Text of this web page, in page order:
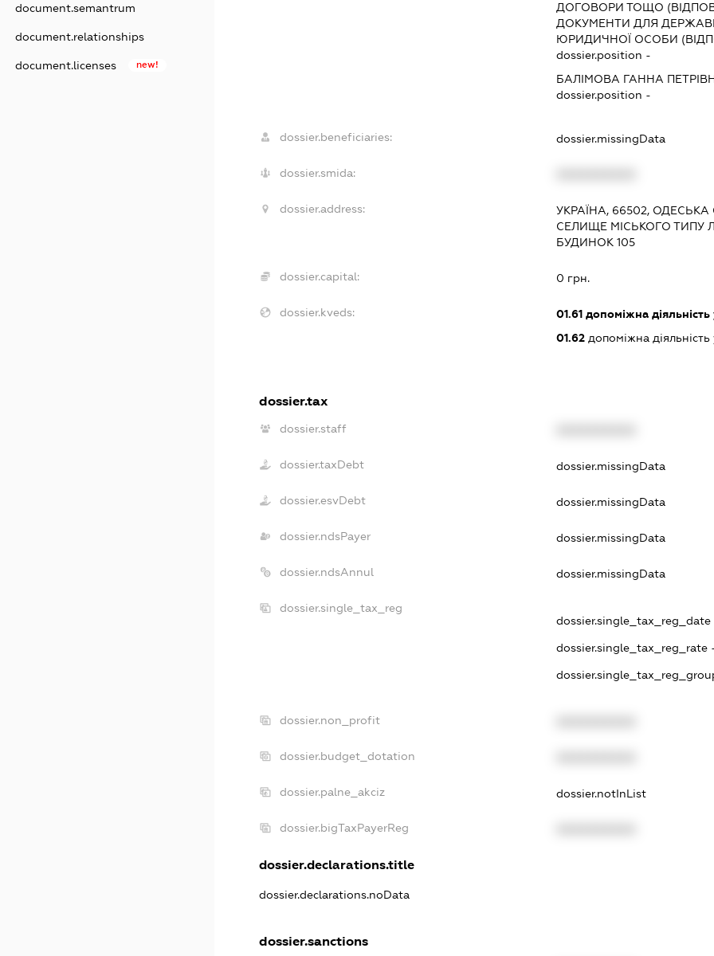
document.semantrum
document.relationships
document.licenses new!
ДОГОВОРИ ТОЩО
ДОКУМЕНТИ ДЛЯ
ЮРИДИЧНОЇ ОСОБИ
dossier.position -
БАЛІМОВА ГАННА
dossier.position -
dossier.beneficiaries: dossier.missingData
dossier.smida:
dossier.address:
УКРАЇНА, 66502,
СЕЛИЩЕ МІСЬКОГО ТИПУ
БУДИНОК 105
dossier.capital: 0 грн.
dossier.kveds: 01.61допоміжна діяльність
01.62допоміжна діяльність
dossier.tax
dossier.staff
dossier.taxDebt dossier.missingData
dossier.esvDebt dossier.missingData
dossier.ndsPayer dossier.missingData
dossier.ndsAnnul dossier.missingData
dossier.single_tax_reg
dossier.single_tax_reg_date
dossier.single_tax_reg_rate
dossier.non_profit
dossier.budget_dotation
dossier.palne_akciz dossier.notInList
dossier.bigTaxPayerReg
dossier.declarations.title
dossier.declarations.noData
dossier.sanctions